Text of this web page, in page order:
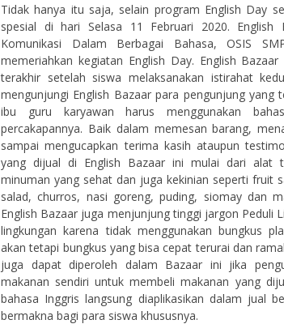
Tidak hanya itu saja, selain program English Day
spesial di hari Selasa 11 Februari 2020. English
Komunikasi Dalam Berbagai Bahasa, OSIS
memeriahkan kegiatan English Day. English
terakhir setelah siswa melaksanakan istirahat
mengunjungi English Bazaar para pengunjung yang
ibu guru karyawan harus menggunakan
percakapannya. Baik dalam memesan barang,
sampai mengucapkan terima kasih ataupun
yang dijual di English Bazaar ini mulai dari alat
minuman yang sehat dan juga kekinian seperti fruit
salad, churros, nasi goreng, puding, siomay dan
English Bazaar juga menjunjung tinggi jargon Peduli
lingkungan karena tidak menggunakan bungkus
akan tetapi bungkus yang bisa cepat terurai dan
juga dapat diperoleh dalam Bazaar ini jika
makanan sendiri untuk membeli makanan yang
bahasa Inggris langsung diaplikasikan dalam jual
bermakna bagi para siswa khususnya.